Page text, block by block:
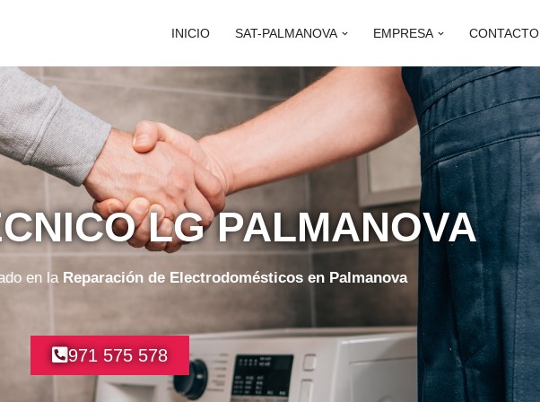
INICIO SAT-PALMANOVA EMPRESA CONTACTO
LG PALMANOVA
en la Reparación de Electrodomésticos en Palmanova
971 575 578